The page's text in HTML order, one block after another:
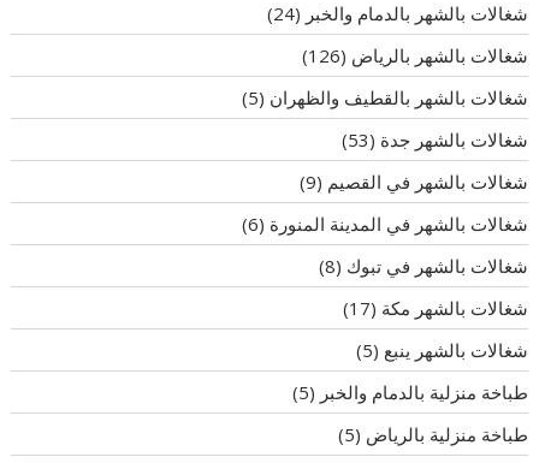
شغالات بالشهر بالدمام والخبر (24)
شغالات بالشهر بالرياض (126)
شغالات بالشهر بالقطيف والظهران (5)
شغالات بالشهر جدة (53)
شغالات بالشهر في القصيم (9)
شغالات بالشهر في المدينة المنورة (6)
شغالات بالشهر في تبوك (8)
شغالات بالشهر مكة (17)
شغالات بالشهر ينبع (5)
طباخة منزلية بالدمام والخبر (5)
طباخة منزلية بالرياض (5)